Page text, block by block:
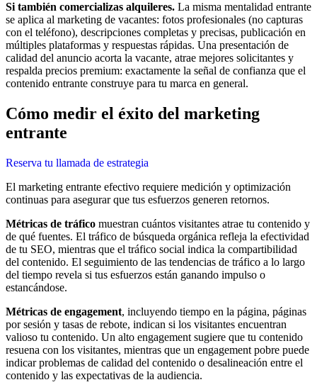
Si también comercializas alquileres. La misma mentalidad entrante
se aplica al marketing de vacantes: fotos profesionales (no capturas
con el teléfono), descripciones completas y precisas, publicación en
múltiples plataformas y respuestas rápidas. Una presentación de
calidad del anuncio acorta la vacante, atrae mejores solicitantes y
respalda precios premium: exactamente la señal de confianza que el
contenido entrante construye para tu marca en general.
Cómo medir el éxito del marketing
entrante
Reserva tu llamada de estrategia
El marketing entrante efectivo requiere medición y optimización
continuas para asegurar que tus esfuerzos generen retornos.
Métricas de tráfico muestran cuántos visitantes atrae tu contenido y
de qué fuentes. El tráfico de búsqueda orgánica refleja la efectividad
de tu SEO, mientras que el tráfico social indica la compartibilidad
del contenido. El seguimiento de las tendencias de tráfico a lo largo
del tiempo revela si tus esfuerzos están ganando impulso o
estancándose.
Métricas de engagement, incluyendo tiempo en la página, páginas
por sesión y tasas de rebote, indican si los visitantes encuentran
valioso tu contenido. Un alto engagement sugiere que tu contenido
resuena con los visitantes, mientras que un engagement pobre puede
indicar problemas de calidad del contenido o desalineación entre el
contenido y las expectativas de la audiencia.